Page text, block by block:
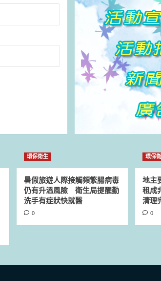
環保衛生
暑假旅遊人際接觸頻繁腸病毒
仍有升溫風險 衛生局提醒勤
洗手有症狀快就醫
0
環保
地主
租成
清理
0